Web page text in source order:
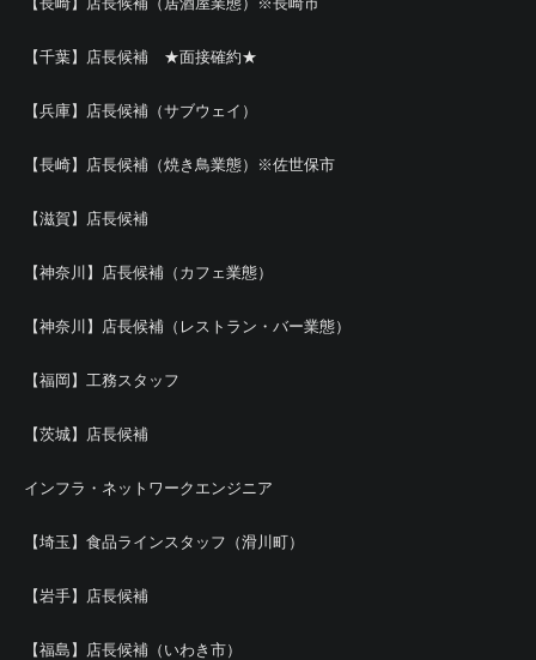
【千葉】店長候補 ★面接確約★
【兵庫】店長候補（サブウェイ）
【長崎】店長候補（焼き鳥業態）※佐世保市
【滋賀】店長候補
【神奈川】店長候補（カフェ業態）
【神奈川】店長候補（レストラン・バー業態）
【福岡】工務スタッフ
【茨城】店長候補
インフラ・ネットワークエンジニア
【埼玉】食品ラインスタッフ（滑川町）
【岩手】店長候補
【福島】店長候補（いわき市）